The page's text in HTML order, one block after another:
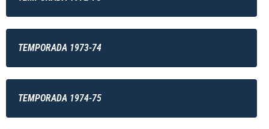
TEMPORADA 1973-74
TEMPORADA 1974-75